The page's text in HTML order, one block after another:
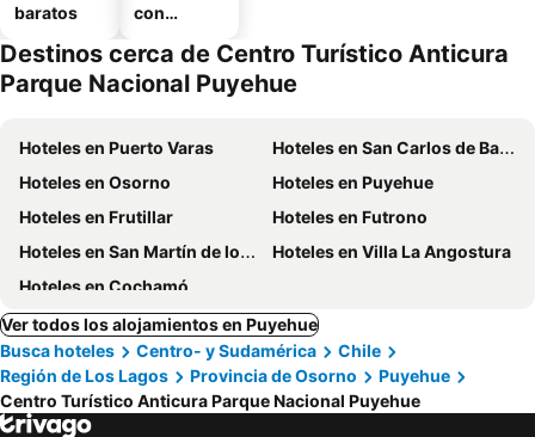
baratos
con
miento
Destinos cerca de Centro Turístico Anticura
Parque Nacional Puyehue
Hoteles en Puerto Varas
Hoteles en San Carlos de Bariloche
Hoteles en Osorno
Hoteles en Puyehue
Hoteles en Frutillar
Hoteles en Futrono
Hoteles en San Martín de los Andes
Hoteles en Villa La Angostura
Hoteles en Cochamó
Ver todos los alojamientos en Puyehue
Busca hoteles
Centro- y Sudamérica
Chile
Región de Los Lagos
Provincia de Osorno
Puyehue
Centro Turístico Anticura Parque Nacional Puyehue